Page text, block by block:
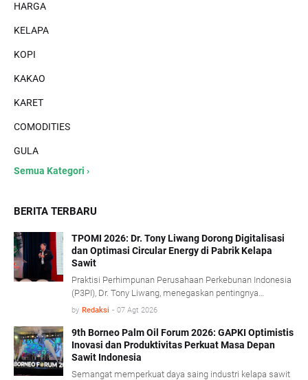
HARGA
KELAPA
KOPI
KAKAO
KARET
COMODITIES
GULA
Semua Kategori ›
BERITA TERBARU
TPOMI 2026: Dr. Tony Liwang Dorong Digitalisasi
dan Optimasi Circular Energy di Pabrik Kelapa
Sawit
Praktisi Perhimpunan Perusahaan Perkebunan Indonesia
(P3PI), Dr. Tony Liwang, menegaskan pentingnya
pemanfaatan teknologi modern dalam pengawasan
(circular energy).
by Redaksi - 07 Agt 2026
9th Borneo Palm Oil Forum 2026: GAPKI Optimistis
Inovasi dan Produktivitas Perkuat Masa Depan
Sawit Indonesia
Semangat memperkuat daya saing industri kelapa sawit